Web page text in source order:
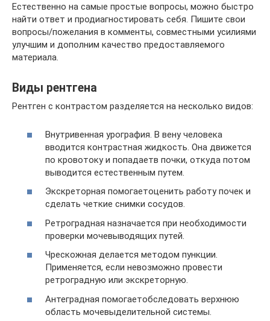
Естественно на самые простые вопросы, можно быстро
найти ответ и продиагностировать себя. Пишите свои
вопросы/пожелания в комменты, совместными усилиями
улучшим и дополним качество предоставляемого
материала.
Виды рентгена
Рентген с контрастом разделяется на несколько видов:
Внутривенная урография. В вену человека
вводится контрастная жидкость. Она движется
по кровотоку и попадаетв почки, откуда потом
выводится естественным путем.
Экскреторная помогаетоценить работу почек и
сделать четкие снимки сосудов.
Ретроградная назначается при необходимости
проверки мочевыводящих путей.
Чрескожная делается методом пункции.
Применяется, если невозможно провести
ретроградную или экскреторную.
Антеградная помогаетобследовать верхнюю
область мочевыделительной системы.